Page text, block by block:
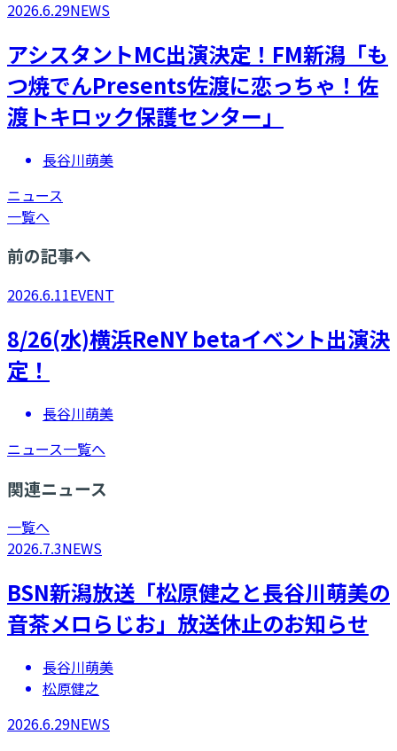
2026.6.29NEWS
アシスタントMC出演決定！FM新潟「も
つ焼でんPresents佐渡に恋っちゃ！佐
渡トキロック保護センター」
長谷川萌美
ニュース
一覧へ
前の記事へ
2026.6.11EVENT
8/26(水)横浜ReNY betaイベント出演決
定！
長谷川萌美
ニュース一覧へ
関連ニュース
一覧へ
2026.7.3NEWS
BSN新潟放送「松原健之と長谷川萌美の
音茶メロらじお」放送休止のお知らせ
長谷川萌美
松原健之
2026.6.29NEWS